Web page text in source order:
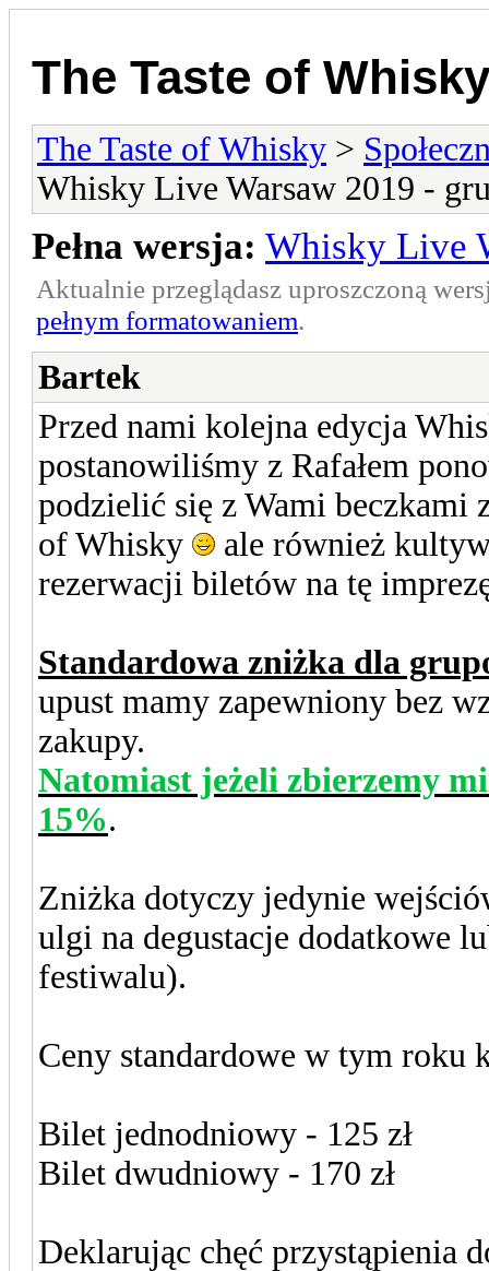
The Taste of Whisky
The Taste of Whisky >
Whisky Live Warsaw 2019 -
Pełna wersja: Whisky Live
Aktualnie przeglądasz uproszczoną
pełnym formatowaniem.
Bartek
Przed nami kolejna edycja
postanowiliśmy z Rafałem
podzielić się z Wami beczkami
of Whisky
ale również
rezerwacji biletów na tę
Standardowa zniżka dla
upust mamy zapewniony bez
zakupy.
Natomiast jeżeli zbierzemy
15%.
Zniżka dotyczy jedynie
ulgi na degustacje dodatkowe
festiwalu).
Ceny standardowe w tym roku
Bilet jednodniowy - 125 zł
Bilet dwudniowy - 170 zł
Deklarując chęć przystąpienia